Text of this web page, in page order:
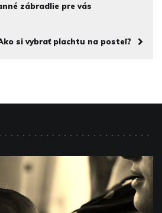
zábradlie pre vás
si vybrať plachtu na posteľ?